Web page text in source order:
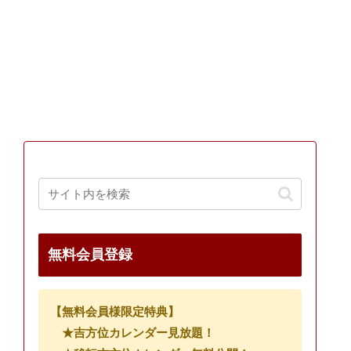
無料会員登録
【無料会員様限定特典】
★吉方位カレンダー見放題！